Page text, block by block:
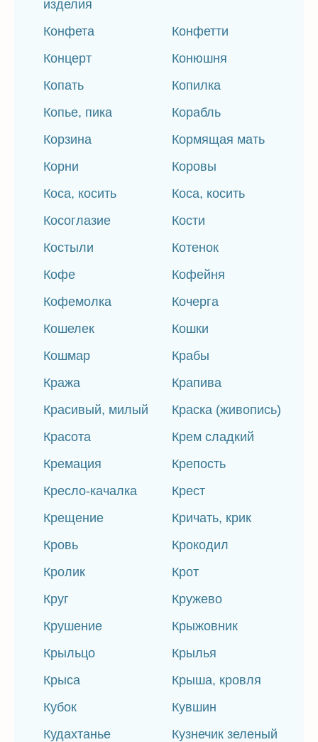
изделия
Конфета
Конфетти
Концерт
Конюшня
Копать
Копилка
Копье, пика
Корабль
Корзина
Кормящая мать
Корни
Коровы
Коса, косить
Коса, косить
Косоглазие
Кости
Костыли
Котенок
Кофе
Кофейня
Кофемолка
Кочерга
Кошелек
Кошки
Кошмар
Крабы
Кража
Крапива
Красивый, милый
Краска (живопись)
Красота
Крем сладкий
Кремация
Крепость
Кресло-качалка
Крест
Крещение
Кричать, крик
Кровь
Крокодил
Кролик
Крот
Круг
Кружево
Крушение
Крыжовник
Крыльцо
Крылья
Крыса
Крыша, кровля
Кубок
Кувшин
Кудахтанье
Кузнечик зеленый